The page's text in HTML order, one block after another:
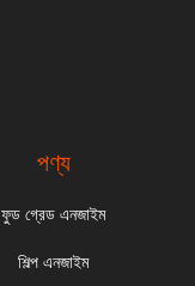
পণ্য
ফুড গ্রেড এনজাইম
শিল্প এনজাইম